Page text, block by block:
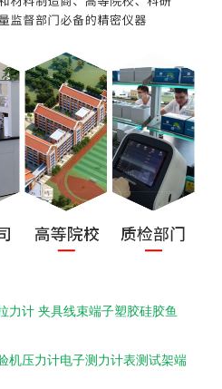
力计 夹具线束端子塑胶硅胶鱼
机压力计电子测力计表测试架端